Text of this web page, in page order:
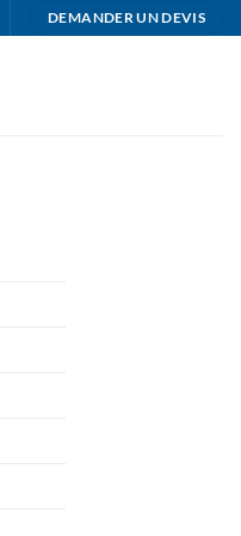
DEMANDER UN DEVIS